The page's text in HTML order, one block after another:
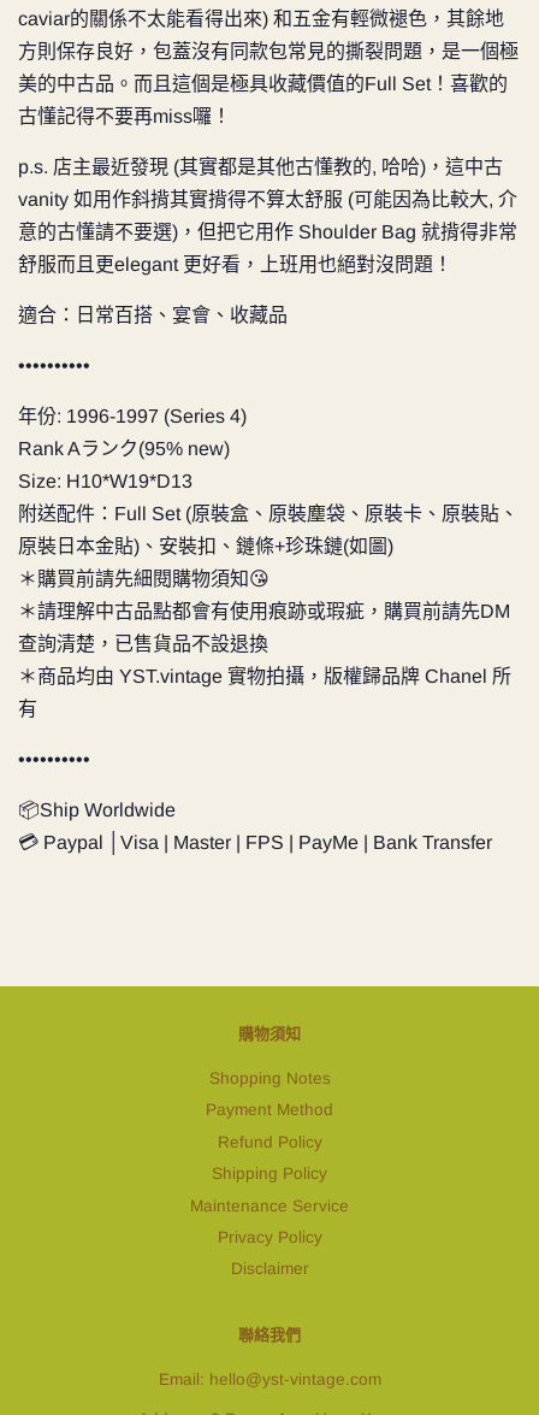
caviar的關係不太能看得出來) 和五金有輕微褪色，其餘地
方則保存良好，包蓋沒有同款包常見的撕裂問題，是一個極
美的中古品。而且這個是極具收藏價值的Full Set！喜歡的
古懂記得不要再miss囉！
p.s. 店主最近發現 (其實都是其他古懂教的, 哈哈)，這中古
vanity 如用作斜揹其實揹得不算太舒服 (可能因為比較大, 介
意的古懂請不要選)，但把它用作 Shoulder Bag 就揹得非常
舒服而且更elegant 更好看，上班用也絕對沒問題！
適合：日常百搭、宴會、收藏品
••••••••••
年份: 1996-1997 (Series 4)
Rank Aランク(95% new)
Size: H10*W19*D13
附送配件：Full Set (原裝盒、原裝塵袋、原裝卡、原裝貼、
原裝日本金貼)、安裝扣、鏈條+珍珠鏈(如圖)
＊購買前請先細閱購物須知😘
＊請理解中古品點都會有使用痕跡或瑕疵，購買前請先DM
查詢清楚，已售貨品不設退換
＊商品均由 YST.vintage 實物拍攝，版權歸品牌 Chanel 所
有
••••••••••
📦Ship Worldwide
💳 Paypal │Visa | Master | FPS | PayMe | Bank Transfer
購物須知
Shopping Notes
Payment Method
Refund Policy
Shipping Policy
Maintenance Service
Privacy Policy
Disclaimer
聯絡我們
Email: hello@yst-vintage.com